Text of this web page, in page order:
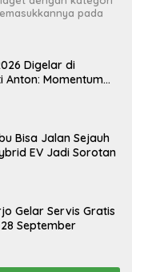
pada
Digelar di
Anton: Momentum
Bisa Jalan Sejauh
EV Jadi Sorotan
Gelar Servis Gratis
September